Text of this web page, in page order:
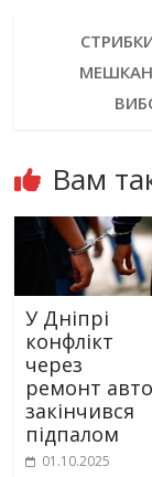
Вам
У Дніпрі
конфлікт
через
ремонт авто
закінчився
підпалом
01.10.2025